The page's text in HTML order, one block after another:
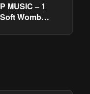
MUSIC – 1
Womb